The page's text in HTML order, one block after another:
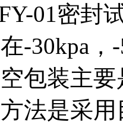
01密封
-30kpa，
包装主
法是采